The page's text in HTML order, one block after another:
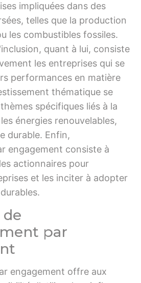
impliquées dans des
telles que la production
les combustibles fossiles.
quant à lui, consiste
les entreprises qui se
performances en matière
thématique se
spécifiques liés à la
énergies renouvelables,
durable. Enfin,
engagement consiste à
actionnaires pour
et les inciter à adopter
de
par
engagement offre aux